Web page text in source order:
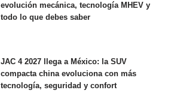
evolución mecánica, tecnología MHEV y
todo lo que debes saber
JAC 4 2027 llega a México: la SUV
compacta china evoluciona con más
tecnología, seguridad y confort